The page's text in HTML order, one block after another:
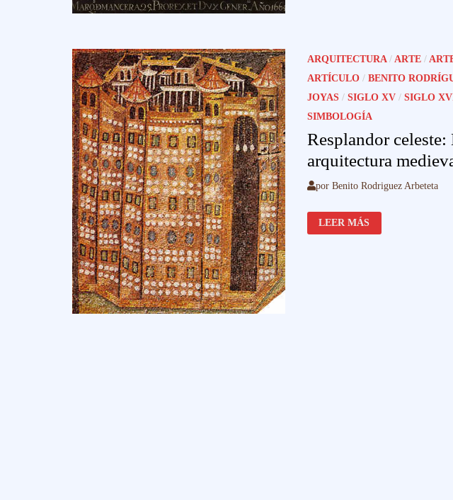
ARQUITECTURA/ ARTE/
ARTÍCULO/ BENITO
JOYAS/ SIGLO XV/ SIGLO
SIMBOLOGÍA
Resplandor celeste:
arquitectura
por Benito Rodriguez Arbeteta
RESPLANDOR
CELESTE:
LAS
LEER MÁS